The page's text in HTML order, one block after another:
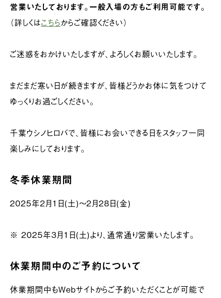
営業いたしております。一般入場の方もご利用可能です。
（詳しくはこちらからご確認ください）
ご迷惑をおかけいたしますが、よろしくお願いいたします。
まだまだ寒い日が続きますが、皆様どうかお体に気をつけて
ゆっくりお過ごしください。
千葉ウシノヒロバで、皆様にお会いできる日をスタッフ一同
楽しみにしております。
冬季休業期間
2025年2月1日(土)～2月28日(金)
※ 2025年3月1日(土)より、通常通り営業いたします。
休業期間中のご予約について
休業期間中もWebサイトからご予約いただくことが可能で